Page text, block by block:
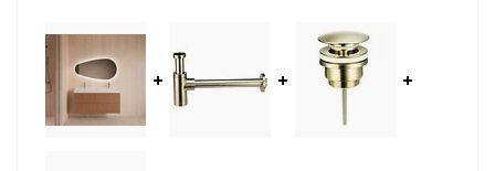
+ + +